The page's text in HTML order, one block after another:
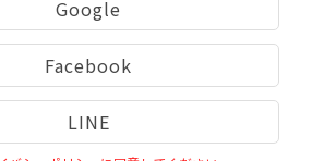
Google
Facebook
LINE